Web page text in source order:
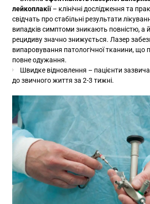
лейкоплакії– клінічні дослідження та
свідчать про стабільні результати
випадків симптоми зникають повністю, а
рецидиву значно знижується. Лазер
випаровування патологічної тканини, що
повне одужання.
Швидке відновлення – пацієнти
до звичного життя за 2-3 тижні.